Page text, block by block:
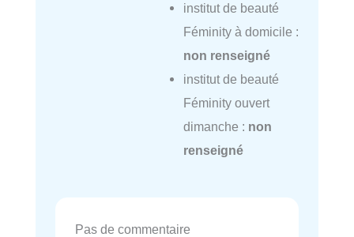
institut de beauté
Féminity à domicile :
non renseigné
institut de beauté
Féminity ouvert
dimanche : non
renseigné
Pas de commentaire